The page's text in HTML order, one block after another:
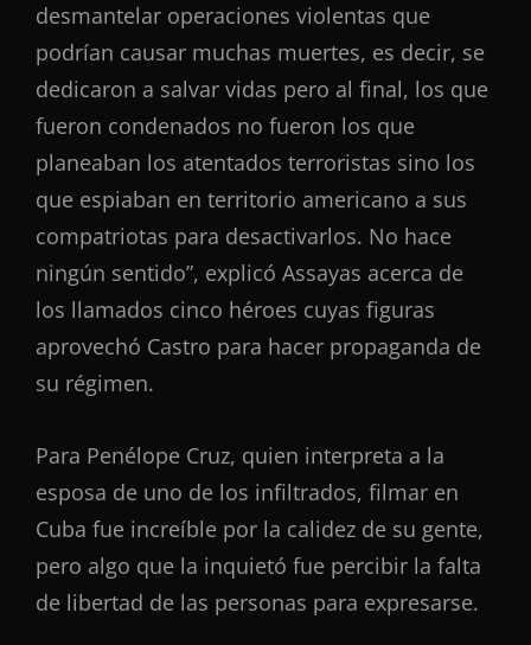
desmantelar operaciones violentas que
podrían causar muchas muertes, es decir, se
dedicaron a salvar vidas pero al final, los que
fueron condenados no fueron los que
planeaban los atentados terroristas sino los
que espiaban en territorio americano a sus
compatriotas para desactivarlos. No hace
ningún sentido”, explicó Assayas acerca de
los llamados cinco héroes cuyas figuras
aprovechó Castro para hacer propaganda de
su régimen.
Para Penélope Cruz, quien interpreta a la
esposa de uno de los infiltrados, filmar en
Cuba fue increíble por la calidez de su gente,
pero algo que la inquietó fue percibir la falta
de libertad de las personas para expresarse.